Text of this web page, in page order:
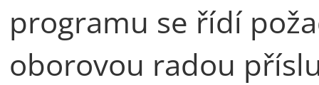
programu se řídí
oborovou radou